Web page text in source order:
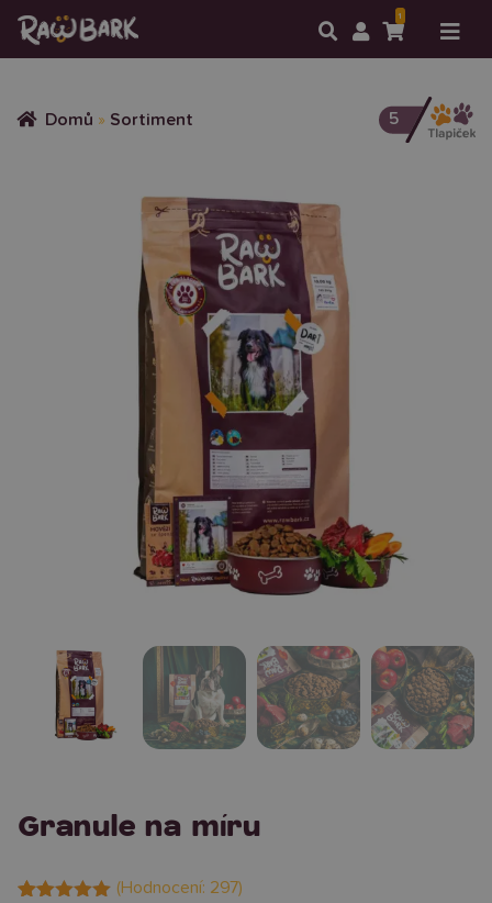
1
Domů » Sortiment 5
Granule na míru
(Hodnocení: 297)